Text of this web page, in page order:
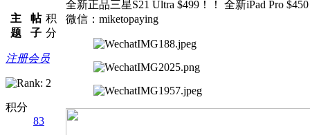
主
题
帖
子
积
分
注册会员
积分
83
全新正品三星S21 Ultra $499！！ 全新iPad Pro
微信：miketopaying